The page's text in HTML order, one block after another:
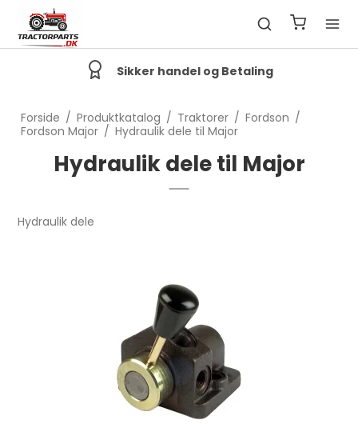
Sikker handel og Betaling
Forside / Produktkatalog / Traktorer / Fordson /
Fordson Major / Hydraulik dele til Major
Hydraulik dele til Major
Hydraulik dele